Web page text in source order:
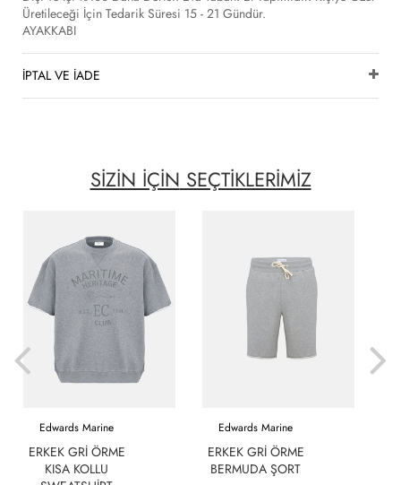
Üretileceği İçin Tedarik Süresi 15 - 21 Gündür.
AYAKKABI
İPTAL VE İADE
SİZİN İÇİN SEÇTİKLERİMİZ
Edwards Marine
ERKEK GRI ÖRME
KISA KOLLU
Edwards Marine
ERKEK GRI ÖRME
BERMUDA ŞORT